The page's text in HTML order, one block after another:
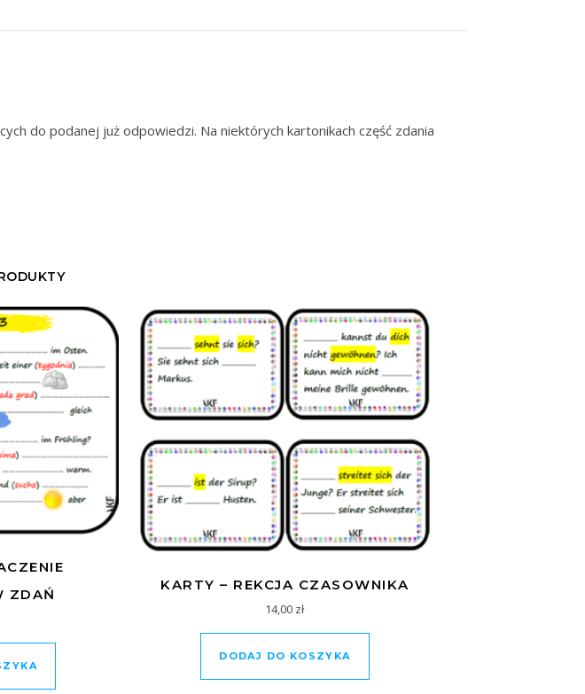
do podanej już odpowiedzi. Na niektórych kartonikach część zdania
ZDAŃ
KARTY – REKCJA CZASOWNIKA
14,00 zł
DODAJ DO KOSZYKA